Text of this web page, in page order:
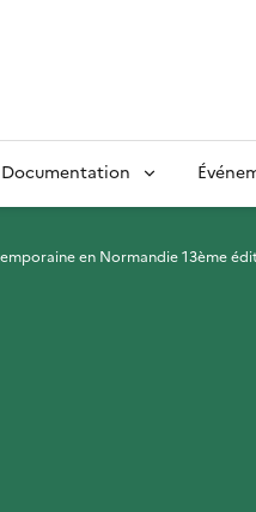
Documentation
en Normandie 13ème